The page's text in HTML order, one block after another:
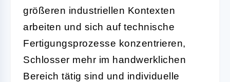
größeren industriellen Kontexten
arbeiten und sich auf technische
Fertigungsprozesse konzentrieren,
Schlosser mehr im handwerklichen
Bereich tätig sind und individuelle